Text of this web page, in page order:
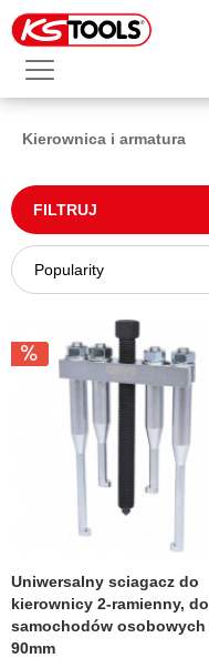
Kierownica i armatura
FILTRUJ
Uniwersalny sciagacz do
kierownicy 2-ramienny, do
samochodów osobowych
90mm